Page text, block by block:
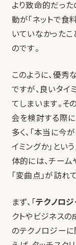
より致命的だっ
動が「ネットで食
いていなかったこ
のです。
このように、優
ですが、良いタ
てしまいます。そ
会を検討する際
多く、「本当に今
イミングか」とい
体的には、チー
「変曲点」が訪れ
まず、「 テクノロ
クトやビジネスの
のテクノロジーに